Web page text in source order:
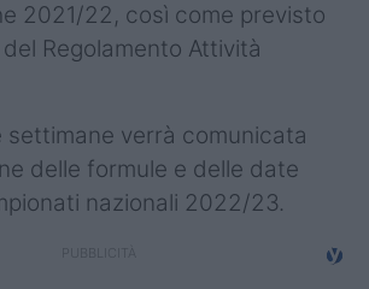
2021/22, così come previsto
del Regolamento Attività
settimane verrà comunicata
delle formule e delle date
nazionali 2022/23.